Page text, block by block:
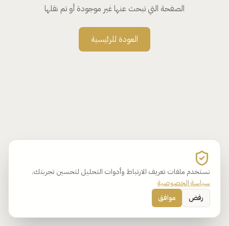
نستخدم ملفات تعريف الارتباط وأدوات التحليل لتحسين تجربتك.
سياسة الخصوصية
رفض
موافق
الصفحة التي تبحث عنها غير موجودة أو تم نقلها
العودة للرئيسية